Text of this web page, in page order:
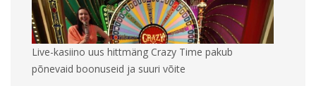
Live-kasiino uus hittmäng Crazy Time pakub
põnevaid boonuseid ja suuri võite